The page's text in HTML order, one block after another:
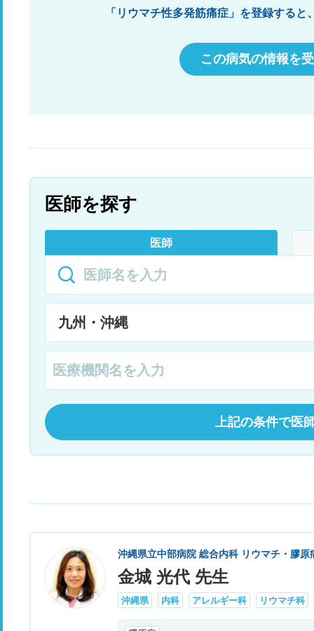
と相談できないし、医者は私に死ねと言ってるの
頭にきて何も言わずに泣いていたら、脳外科に行
けと、予約もしてくれず、行けとは言ってないけ
チばかりですみません、痛みの原因は何か医者に
ません。虚血性腸炎を見つけてくれた先生も今は
東京に行ってしまって、この病院にはいません。
子宮に異形成がありますが、半年に一度の検診
たい。痛みは激痛なのに、精神的問題ではありま
せん。 一生痛み止めを飲み続けろとか頭おかしく
なるからやめて欲しい。四十肩ならまだいいで
す。腕は上がるけど…腕をあげると痛いではな
く、何もしなくても、寝て起きても痛いです。癌
でもいい、何でもいいから早く解明して早く取り
除いて欲しいです。1ヶ月も2ヶ月もあーでもない
「リウマチ性多発筋痛症」を登録する
この病気の情報を
医師を探す
医師
上記の条件で医
沖縄県立中部病院 総合内科 リウマチ・膠原
金城 光代 先生
沖縄県 内科 アレルギー科 リウマチ科